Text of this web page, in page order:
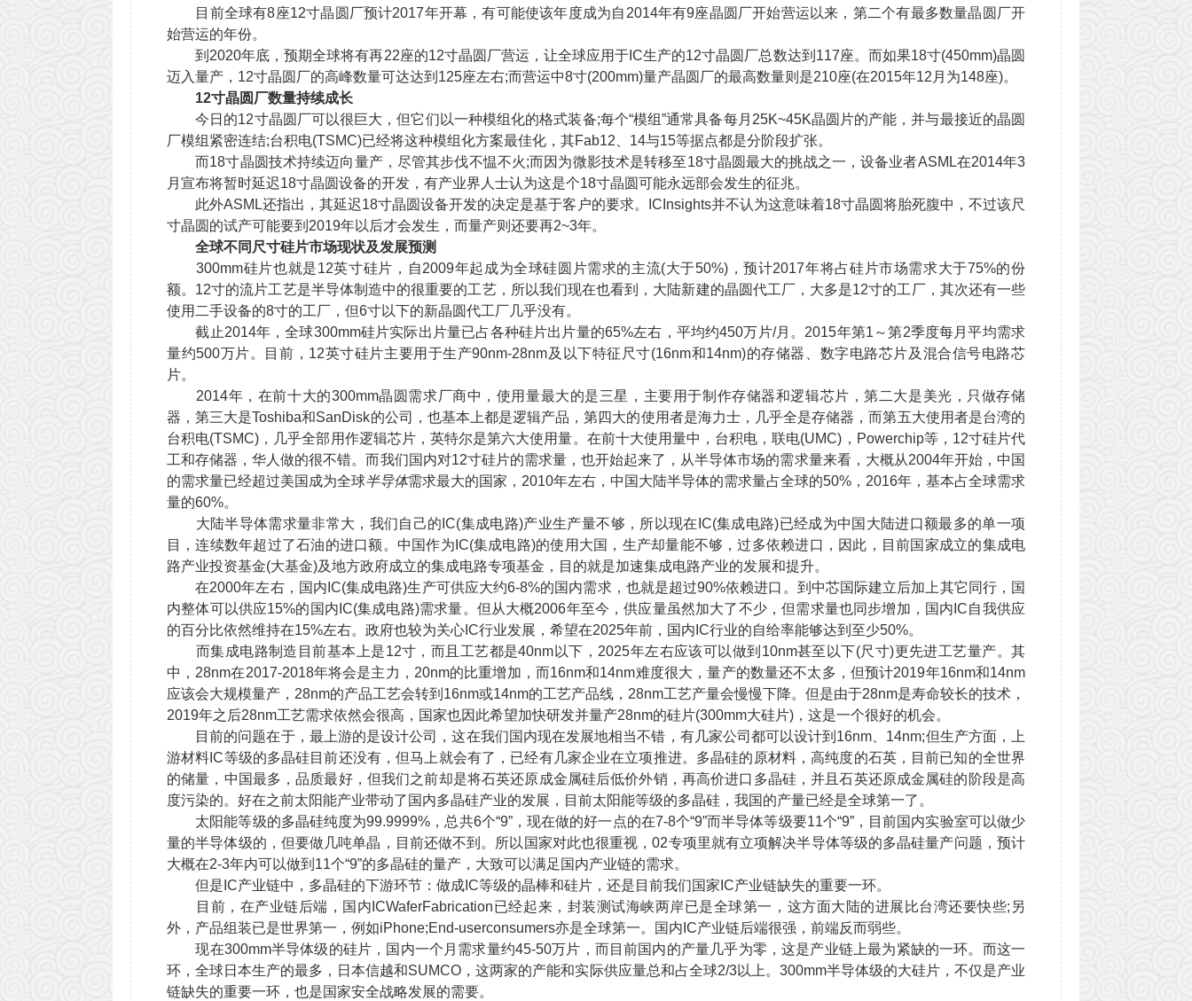
目前全球有8座12寸晶圆厂预计2017年开幕，有可能使该年度成为自2014年有9座晶圆厂开始营运以来，第二个有最多数量晶圆厂开
始营运的年份。
到2020年底，预期全球将有再22座的12寸晶圆厂营运，让全球应用于IC生产的12寸晶圆厂总数达到117座。而如果18寸(450mm)晶圆
迈入量产，12寸晶圆厂的高峰数量可达达到125座左右;而营运中8寸(200mm)量产晶圆厂的最高数量则是210座(在2015年12月为148座)。
12寸晶圆厂数量持续成长
今日的12寸晶圆厂可以很巨大，但它们以一种模组化的格式装备;每个“模组”通常具备每月25K~45K晶圆片的产能，并与最接近的晶圆
厂模组紧密连结;台积电(TSMC)已经将这种模组化方案最佳化，其Fab12、14与15等据点都是分阶段扩张。
而18寸晶圆技术持续迈向量产，尽管其步伐不愠不火;而因为微影技术是转移至18寸晶圆最大的挑战之一，设备业者ASML在2014年3
月宣布将暂时延迟18寸晶圆设备的开发，有产业界人士认为这是个18寸晶圆可能永远部会发生的征兆。
此外ASML还指出，其延迟18寸晶圆设备开发的决定是基于客户的要求。ICInsights并不认为这意味着18寸晶圆将胎死腹中，不过该尺
寸晶圆的试产可能要到2019年以后才会发生，而量产则还要再2~3年。
全球不同尺寸硅片市场现状及发展预测
300mm硅片也就是12英寸硅片，自2009年起成为全球硅圆片需求的主流(大于50%)，预计2017年将占硅片市场需求大于75%的份
额。12寸的流片工艺是半导体制造中的很重要的工艺，所以我们现在也看到，大陆新建的晶圆代工厂，大多是12寸的工厂，其次还有一些
使用二手设备的8寸的工厂，但6寸以下的新晶圆代工厂几乎没有。
截止2014年，全球300mm硅片实际出片量已占各种硅片出片量的65%左右，平均约450万片/月。2015年第1～第2季度每月平均需求
量约500万片。目前，12英寸硅片主要用于生产90nm-28nm及以下特征尺寸(16nm和14nm)的存储器、数字电路芯片及混合信号电路芯
片。
2014年，在前十大的300mm晶圆需求厂商中，使用量最大的是三星，主要用于制作存储器和逻辑芯片，第二大是美光，只做存储
器，第三大是Toshiba和SanDisk的公司，也基本上都是逻辑产品，第四大的使用者是海力士，几乎全是存储器，而第五大使用者是台湾的
台积电(TSMC)，几乎全部用作逻辑芯片，英特尔是第六大使用量。在前十大使用量中，台积电，联电(UMC)，Powerchip等，12寸硅片代
工和存储器，华人做的很不错。而我们国内对12寸硅片的需求量，也开始起来了，从半导体市场的需求量来看，大概从2004年开始，中国
的需求量已经超过美国成为全球半导体需求最大的国家，2010年左右，中国大陆半导体的需求量占全球的50%，2016年，基本占全球需求
量的60%。
大陆半导体需求量非常大，我们自己的IC(集成电路)产业生产量不够，所以现在IC(集成电路)已经成为中国大陆进口额最多的单一项
目，连续数年超过了石油的进口额。中国作为IC(集成电路)的使用大国，生产却量能不够，过多依赖进口，因此，目前国家成立的集成电
路产业投资基金(大基金)及地方政府成立的集成电路专项基金，目的就是加速集成电路产业的发展和提升。
在2000年左右，国内IC(集成电路)生产可供应大约6-8%的国内需求，也就是超过90%依赖进口。到中芯国际建立后加上其它同行，国
内整体可以供应15%的国内IC(集成电路)需求量。但从大概2006年至今，供应量虽然加大了不少，但需求量也同步增加，国内IC自我供应
的百分比依然维持在15%左右。政府也较为关心IC行业发展，希望在2025年前，国内IC行业的自给率能够达到至少50%。
而集成电路制造目前基本上是12寸，而且工艺都是40nm以下，2025年左右应该可以做到10nm甚至以下(尺寸)更先进工艺量产。其
中，28nm在2017-2018年将会是主力，20nm的比重增加，而16nm和14nm难度很大，量产的数量还不太多，但预计2019年16nm和14nm
应该会大规模量产，28nm的产品工艺会转到16nm或14nm的工艺产品线，28nm工艺产量会慢慢下降。但是由于28nm是寿命较长的技术，
2019年之后28nm工艺需求依然会很高，国家也因此希望加快研发并量产28nm的硅片(300mm大硅片)，这是一个很好的机会。
目前的问题在于，最上游的是设计公司，这在我们国内现在发展地相当不错，有几家公司都可以设计到16nm、14nm;但生产方面，上
游材料IC等级的多晶硅目前还没有，但马上就会有了，已经有几家企业在立项推进。多晶硅的原材料，高纯度的石英，目前已知的全世界
的储量，中国最多，品质最好，但我们之前却是将石英还原成金属硅后低价外销，再高价进口多晶硅，并且石英还原成金属硅的阶段是高
度污染的。好在之前太阳能产业带动了国内多晶硅产业的发展，目前太阳能等级的多晶硅，我国的产量已经是全球第一了。
太阳能等级的多晶硅纯度为99.9999%，总共6个“9”，现在做的好一点的在7-8个“9”而半导体等级要11个“9”，目前国内实验室可以做少
量的半导体级的，但要做几吨单晶，目前还做不到。所以国家对此也很重视，02专项里就有立项解决半导体等级的多晶硅量产问题，预计
大概在2-3年内可以做到11个“9”的多晶硅的量产，大致可以满足国内产业链的需求。
但是IC产业链中，多晶硅的下游环节：做成IC等级的晶棒和硅片，还是目前我们国家IC产业链缺失的重要一环。
目前，在产业链后端，国内ICWaferFabrication已经起来，封装测试海峡两岸已是全球第一，这方面大陆的进展比台湾还要快些;另
外，产品组装已是世界第一，例如iPhone;End-userconsumers亦是全球第一。国内IC产业链后端很强，前端反而弱些。
现在300mm半导体级的硅片，国内一个月需求量约45-50万片，而目前国内的产量几乎为零，这是产业链上最为紧缺的一环。而这一
环，全球日本生产的最多，日本信越和SUMCO，这两家的产能和实际供应量总和占全球2/3以上。300mm半导体级的大硅片，不仅是产业
链缺失的重要一环，也是国家安全战略发展的需要。